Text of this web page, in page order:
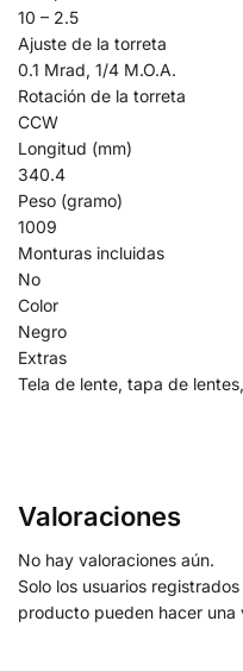
10 – 2.5
Ajuste de la torreta
0.1 Mrad, 1/4 M.O.A.
Rotación de la torreta
CCW
Longitud (mm)
340.4
Peso (gramo)
1009
Monturas incluidas
No
Color
Negro
Extras
Tela de lente, tapa de
Valoraciones
No hay valoraciones aún.
Solo los usuarios
producto pueden hacer una